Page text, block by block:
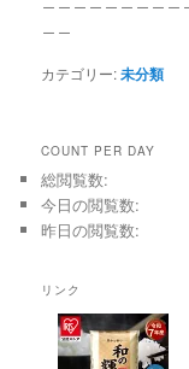
カテゴリー:未分類
COUNT PER DAY
総閲覧数:
今日の閲覧数:
昨日の閲覧数:
リンク